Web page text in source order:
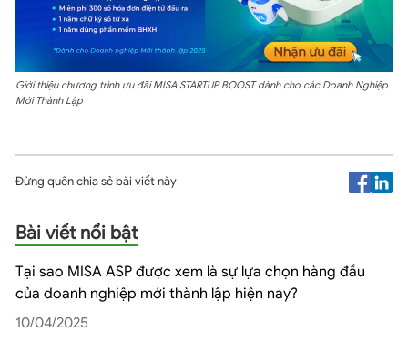
Giới thiệu chương trình ưu đãi MISA STARTUP BOOST dành cho các Doanh Nghiệp
Mới Thành Lập
Đừng quên chia sẻ bài viết này
Bài viết nổi bật
Tại sao MISA ASP được xem là sự lựa chọn hàng đầu
của doanh nghiệp mới thành lập hiện nay?
10/04/2025